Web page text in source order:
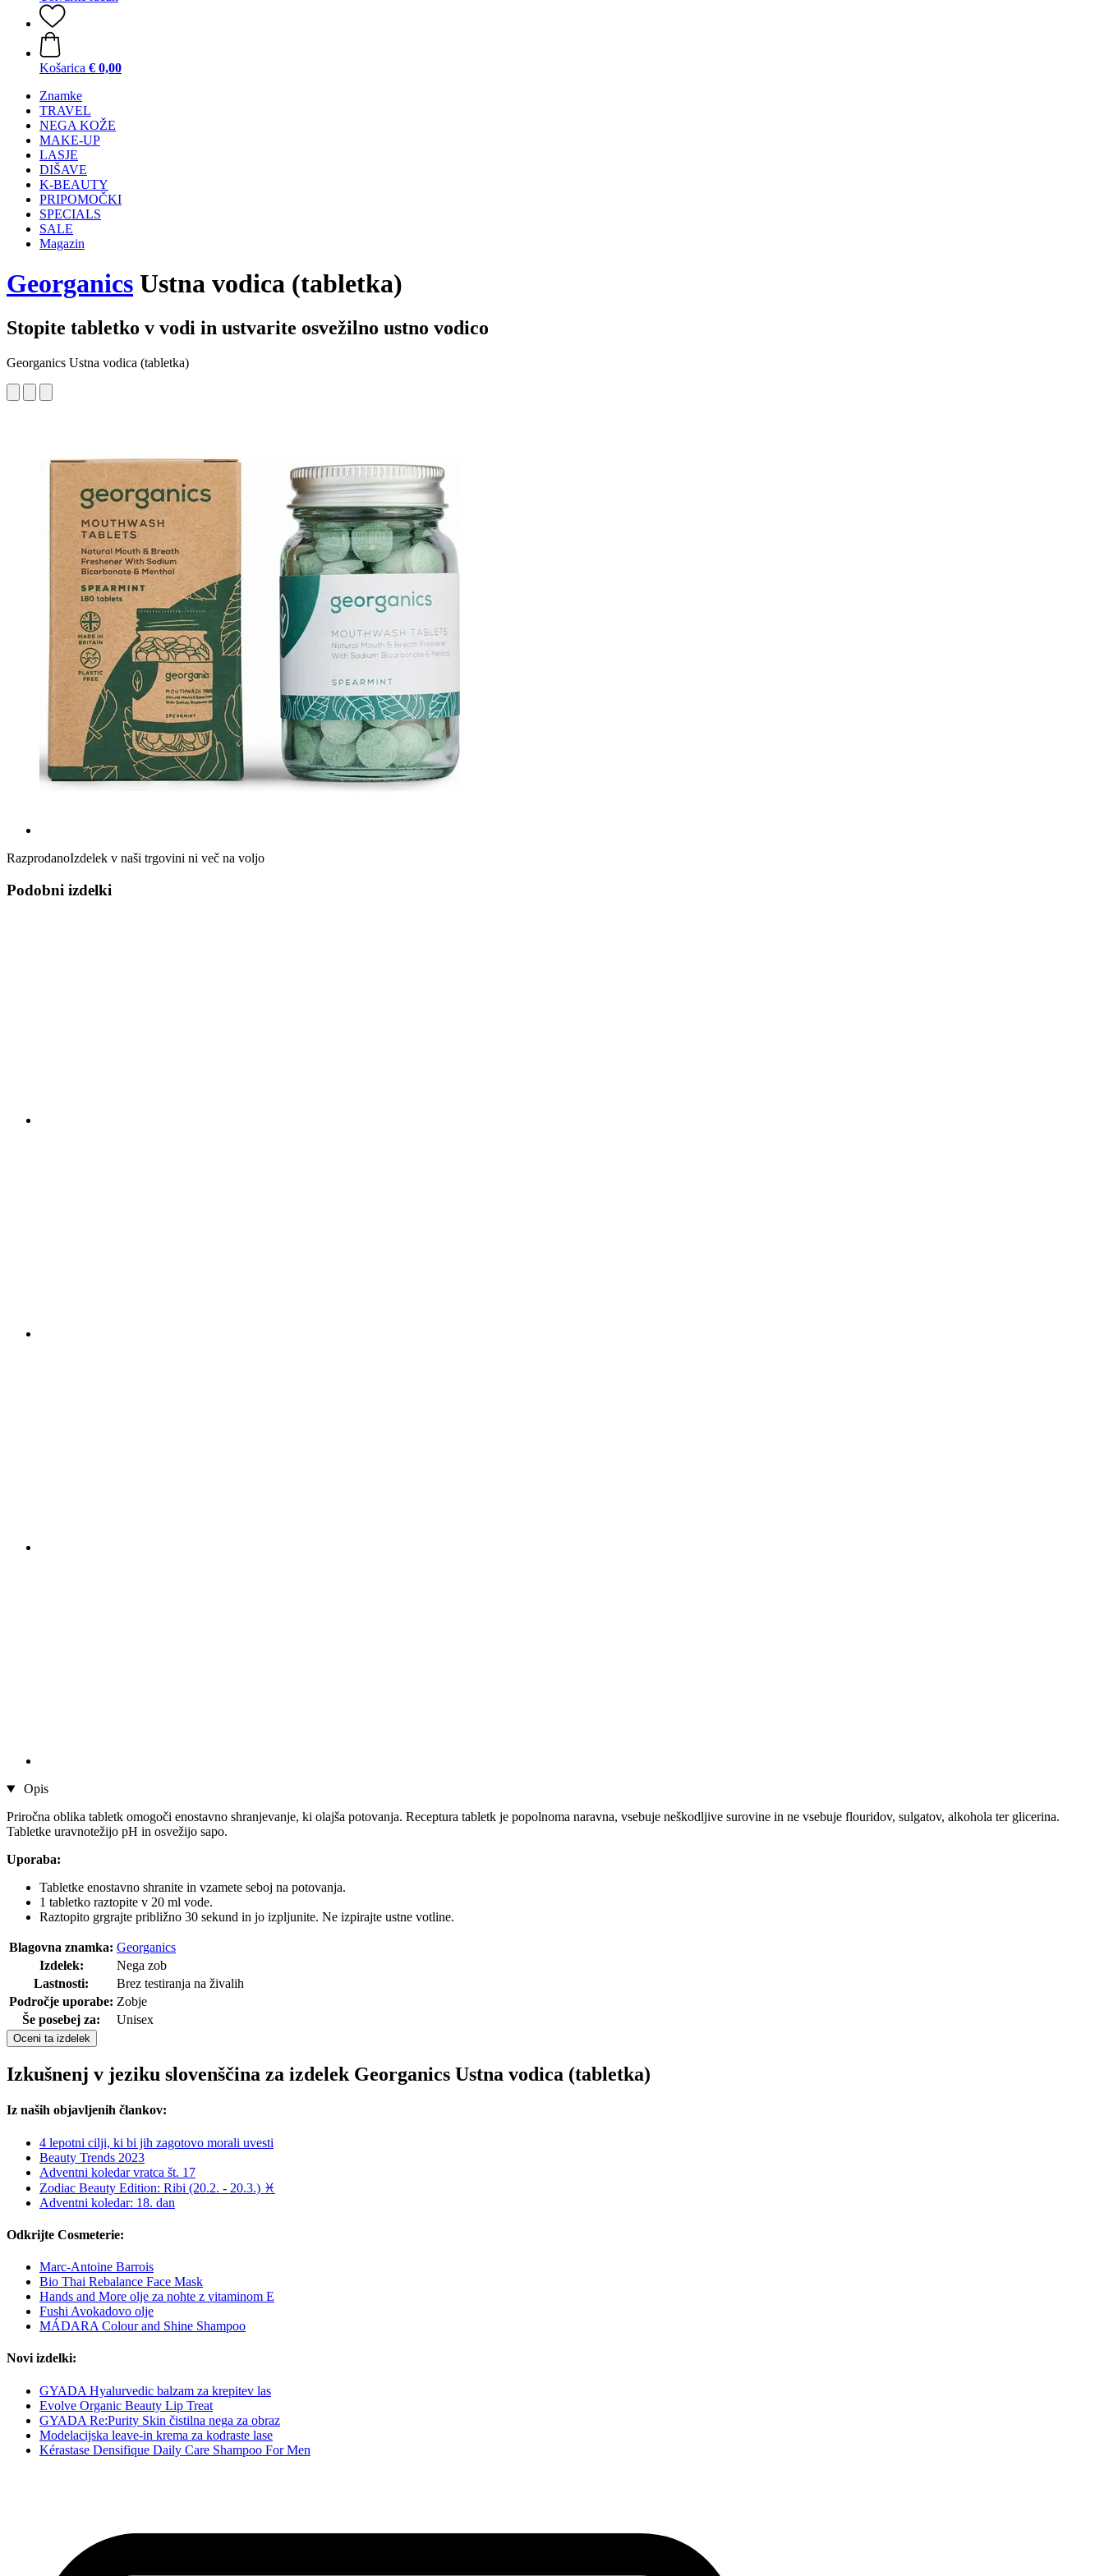
Košarica € 0,00
Znamke
TRAVEL
NEGA KOŽE
MAKE-UP
LASJE
DIŠAVE
K-BEAUTY
PRIPOMOČKI
SPECIALS
SALE
Magazin
Georganics Ustna vodica (tabletka)
Stopite tabletko v vodi in ustvarite osvežilno ustno vodico
Georganics Ustna vodica (tabletka)
RazprodanoIzdelek v naši trgovini ni več na voljo
Podobni izdelki
Opis
Priročna oblika tabletk omogoči enostavno shranjevanje, ki olajša potovanja. Receptura tabletk je popolnoma naravna, vsebuje neškodljive surovine in ne vsebuje flouridov, sulgatov, alkohola ter glicerina.
Tabletke uravnotežijo pH in osvežijo sapo.
Uporaba:
Tabletke enostavno shranite in vzamete seboj na potovanja.
1 tabletko raztopite v 20 ml vode.
Raztopito grgrajte približno 30 sekund in jo izpljunite. Ne izpirajte ustne votline.
Blagovna znamka: Georganics
Izdelek:
Nega zob
Lastnosti:
Brez testiranja na živalih
Področje uporabe: Zobje
Še posebej za:
Unisex
Oceni ta izdelek
Izkušnenj v jeziku slovenščina za izdelek Georganics Ustna vodica (tabletka)
Iz naših objavljenih člankov:
4 lepotni cilji, ki bi jih zagotovo morali uvesti
Beauty Trends 2023
Adventni koledar vratca št. 17
Zodiac Beauty Edition: Ribi (20.2. - 20.3.) ♓
Adventni koledar: 18. dan
Odkrijte Cosmeterie:
Marc-Antoine Barrois
Bio Thai Rebalance Face Mask
Hands and More olje za nohte z vitaminom E
Fushi Avokadovo olje
MÁDARA Colour and Shine Shampoo
Novi izdelki:
GYADA Hyalurvedic balzam za krepitev las
Evolve Organic Beauty Lip Treat
GYADA Re:Purity Skin čistilna nega za obraz
Modelacijska leave-in krema za kodraste lase
Kérastase Densifique Daily Care Shampoo For Men